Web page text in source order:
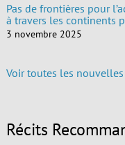
Pas de frontières pour
à travers les continents
3 novembre 2025
Voir toutes les nouvelles
Récits